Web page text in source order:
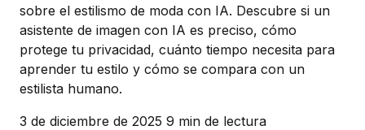
sobre el estilismo de moda con IA. Descubre si un
asistente de imagen con IA es preciso, cómo
protege tu privacidad, cuánto tiempo necesita para
aprender tu estilo y cómo se compara con un
estilista humano.
3 de diciembre de 2025 9 min de lectura